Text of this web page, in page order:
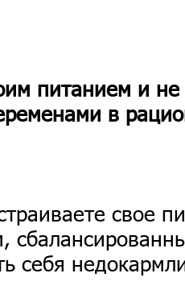
питанием и
в
свое
себя